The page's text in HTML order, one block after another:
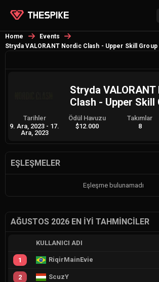
Home
Events
Stryda VALORANT Nordic Clash - Upper Skill Group
Stryda
Clash - Upper Skill
Tarihler
9. Ara, 2023 - 17.
Ara, 2023
Ödül Havuzu
$12.000
Takımlar
8
EŞLEŞMELER
Eşleşme bulunamadı
AĞUSTOS 2026 EN İYI TAHMINCILER
KULLANICI ADI
1 RiqirMainEvie
2 ScuzY